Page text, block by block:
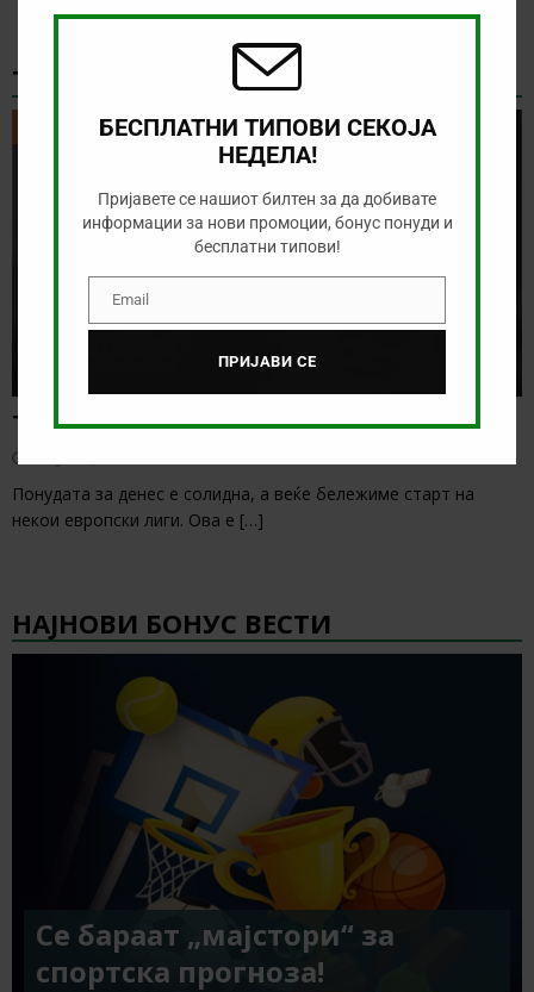
ТИКЕТ НА ДЕНОТ
ТИКЕТ НА ДЕНОТ
Тикет на денот (сабота, 08.08.2026)
Понудата за денес е солидна, а веќе бележиме старт на
некои европски лиги. Ова е […]
НАЈНОВИ БОНУС ВЕСТИ
Се бараат „мајстори“ за
спортска прогноза!
БЕСПЛАТНИ ТИПОВИ СЕКОЈА
НЕДЕЛА!
Пријавете се нашиот билтен за да добивате
информации за нови промоции, бонус понуди и
бесплатни типови!
EmailEmail
ПРИЈАВИ СЕ